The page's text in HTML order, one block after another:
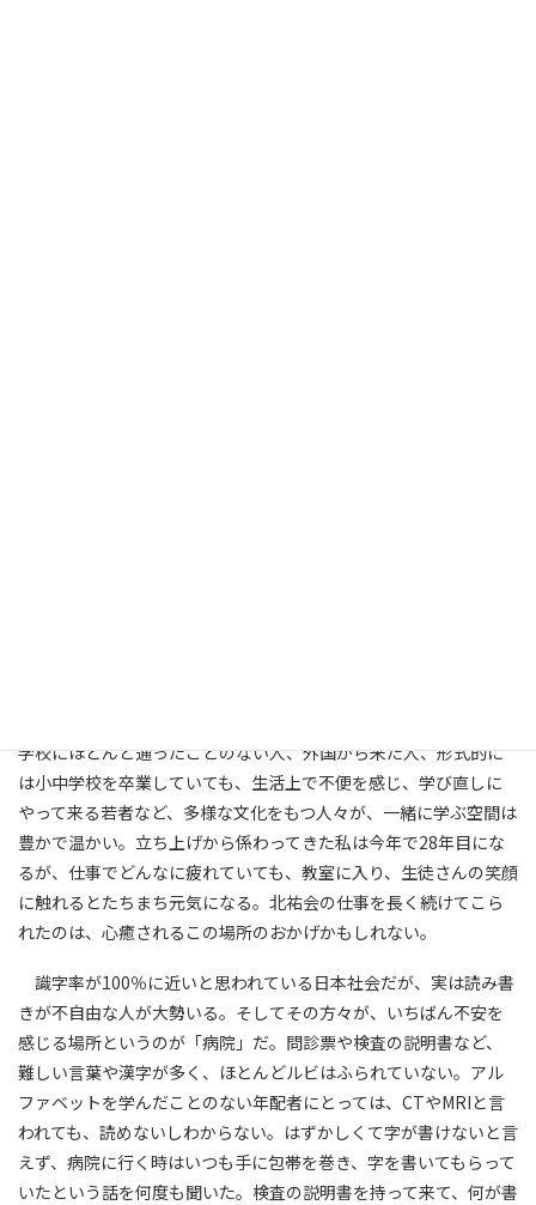
学校にほとんど通ったことのない人、外国から来た人、形式的に
は小中学校を卒業していても、生活上で不便を感じ、学び直しに
やって来る若者など、多様な文化をもつ人々が、一緒に学ぶ空間は
豊かで温かい。立ち上げから係わってきた私は今年で28年目にな
るが、仕事でどんなに疲れていても、教室に入り、生徒さんの笑顔
に触れるとたちまち元気になる。北祐会の仕事を長く続けてこら
れたのは、心癒されるこの場所のおかげかもしれない。
識字率が100％に近いと思われている日本社会だが、実は読み書
きが不自由な人が大勢いる。そしてその方々が、いちばん不安を
感じる場所というのが「病院」だ。問診票や検査の説明書など、
難しい言葉や漢字が多く、ほとんどルビはふられていない。アル
ファベットを学んだことのない年配者にとっては、CTやMRIと言
われても、読めないしわからない。はずかしくて字が書けないと言
えず、病院に行く時はいつも手に包帯を巻き、字を書いてもらって
いたという話を何度も聞いた。検査の説明書を持って来て、何が書